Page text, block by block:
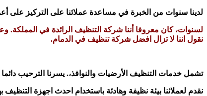
لدينا سنوات من الخبرة في مساعدة عملائنا على التركيز على
لسنوات، كان معروفا أننا شركة التنظيف الرائدة في
نقول اننا لا تزال افضل شركة تنظيف في الدمام.
تشمل خدمات التنظيف الأرضيات والنوافذ،. يسرنا الترحيب دائما
نقدم لعملائنا بيئة نظيفة وهادئة باستخدام احدث اجهزة